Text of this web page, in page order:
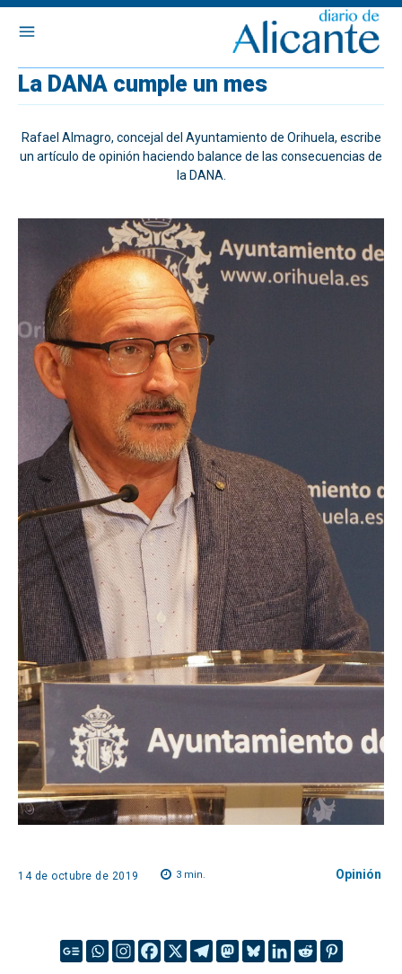
La DANA cumple un mes
Rafael Almagro, concejal del Ayuntamiento de Orihuela, escribe
un artículo de opinión haciendo balance de las consecuencias de
la DANA.
14 de octubre de 2019 3min. Opinión